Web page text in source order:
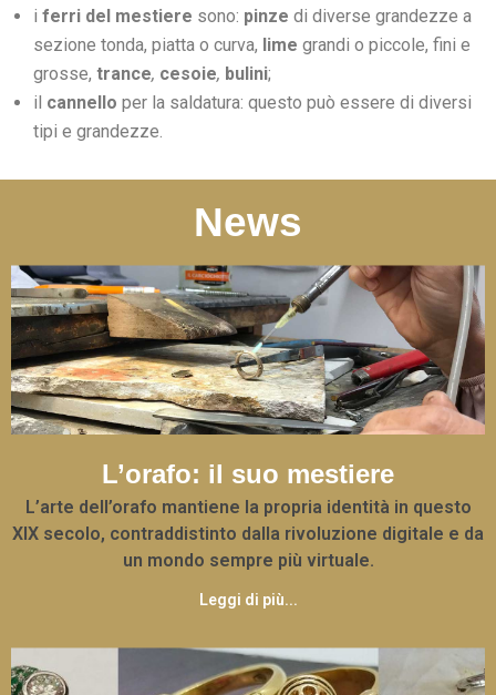
i ferri del mestiere sono: pinze di diverse grandezze a
sezione tonda, piatta o curva, lime grandi o piccole, fini e
grosse, trance, cesoie, bulini;
il cannello per la saldatura: questo può essere di diversi
tipi e grandezze.
News
L’orafo: il suo mestiere
L’arte dell’orafo mantiene la propria identità in questo
XIX secolo, contraddistinto dalla rivoluzione digitale e da
un mondo sempre più virtuale.
Leggi di più...